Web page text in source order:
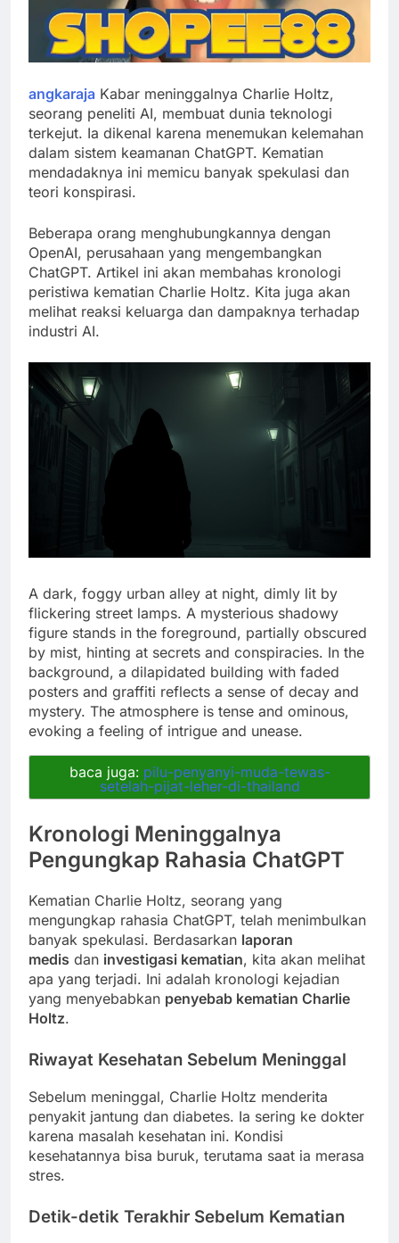
angkaraja Kabar meninggalnya Charlie Holtz,
seorang peneliti AI, membuat dunia teknologi
terkejut. Ia dikenal karena menemukan kelemahan
dalam sistem keamanan ChatGPT. Kematian
mendadaknya ini memicu banyak spekulasi dan
teori konspirasi.
Beberapa orang menghubungkannya dengan
OpenAI, perusahaan yang mengembangkan
ChatGPT. Artikel ini akan membahas kronologi
peristiwa kematian Charlie Holtz. Kita juga akan
melihat reaksi keluarga dan dampaknya terhadap
industri AI.
A dark, foggy urban alley at night, dimly lit by
flickering street lamps. A mysterious shadowy
figure stands in the foreground, partially obscured
by mist, hinting at secrets and conspiracies. In the
background, a dilapidated building with faded
posters and graffiti reflects a sense of decay and
mystery. The atmosphere is tense and ominous,
evoking a feeling of intrigue and unease.
baca juga: pilu-penyanyi-muda-tewas-
setelah-pijat-leher-di-thailand
Kronologi Meninggalnya
Pengungkap Rahasia ChatGPT
Kematian Charlie Holtz, seorang yang
mengungkap rahasia ChatGPT, telah menimbulkan
banyak spekulasi. Berdasarkan laporan
medis dan investigasi kematian, kita akan melihat
apa yang terjadi. Ini adalah kronologi kejadian
yang menyebabkan penyebab kematian Charlie
Holtz.
Riwayat Kesehatan Sebelum Meninggal
Sebelum meninggal, Charlie Holtz menderita
penyakit jantung dan diabetes. Ia sering ke dokter
karena masalah kesehatan ini. Kondisi
kesehatannya bisa buruk, terutama saat ia merasa
stres.
Detik-detik Terakhir Sebelum Kematian